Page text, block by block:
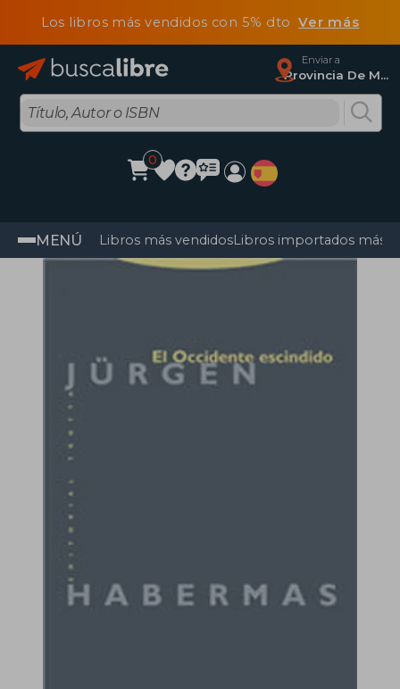
Los libros más vendidos con 5% dtoVer más
Enviar a
Provincia De Madrid
0
MENÚ Libros más vendidosLibros importados más